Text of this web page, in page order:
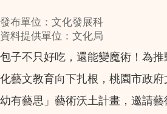
發布單位：文化發展科
資料提供單位：文化局
包子不只好吃，還能變魔術！為
化藝文教育向下扎根，桃園市政
幼有藝思」藝術沃土計畫，邀請